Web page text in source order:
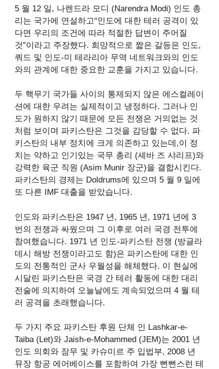
5 월 12 일, 나렌드라 모디 (Narendra Modi) 인도 총
리는 국가에 연설하고“인도에 대한 테러 공격이 있
다면 우리의 조건에 따라 적절한 답변이 주어질
것”이라고 주장했다. 희망적으로 짧은 갈등은 인도,
쿼드 및 인도-미 테라리아 무역 네트워크와의 인도
와의 관계에 대한 중요한 교훈을 가지고 있습니다.
두 핵무기 국가들 사이의 통제되지 않은 에스컬레이
션에 대한 우려는 실제적이고 냉정하다. 그러나 인
도가 원하지 않기 때문에 모든 전쟁은 거의없는 것
처럼 보이며 파키스탄은 그것을 감당할 수 없다. 파
키스탄의 내부 정치에 크게 의존하고 있는데,이 정
치는 약하고 인기있는 국무 총리 (셰바 즈 샤리프)와
강력한 육군 직원 (Asim Munir 장군)을 결합시킨다.
파키스탄의 경제는 Doldrums에 있으며 5 월 9 일에
또 다른 IMF 대출을 받았습니다.
인도와 파키스탄은 1947 년, 1965 년, 1971 년에 3
번의 전쟁과 싸웠으며 그 이후로 여러 국경 전투에
참여했습니다. 1971 년 인도-파키스탄 전쟁 (방글라
데시 해방 전쟁이라고도 함)은 파키스탄에 대한 인
도의 전통적인 군사 우월성을 해체했다. 이 현실에
시달린 파키스탄은 국경 간 테러 활동에 대한 대리
전술에 의지하여 오늘날에도 계속되었으며 4 월 테
러 공격을 초래했습니다.
두 가지 주요 파키스탄 후원 단체 인 Lashkar-e-
Taiba (Let)와 Jaish-e-Mohammed (JEM)는 2001 년
인도 의회와 잠무 및 카슈미르 주 입법부, 2008 년
뮤장 항공 에어베이스를 포함하여 가장 뻔뻔스런 테